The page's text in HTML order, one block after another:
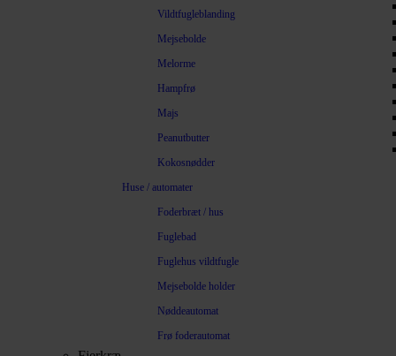
Vildtfugleblanding
Mejsebolde
Melorme
Hampfrø
Majs
Peanutbutter
Kokosnødder
Huse / automater
Foderbræt / hus
Fuglebad
Fuglehus vildtfugle
Mejsebolde holder
Nøddeautomat
Frø foderautomat